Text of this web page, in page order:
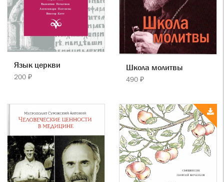
Язык церкви
200 ₽
Школа молитвы
490 ₽